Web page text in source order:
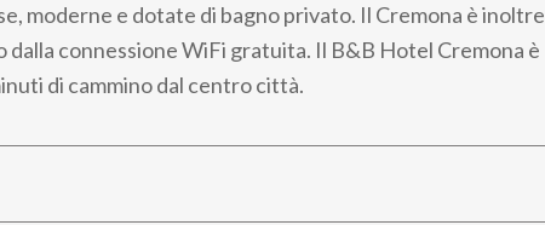
moderne e dotate di bagno privato. Il Cremona è inoltre
connessione WiFi gratuita. Il B&B Hotel Cremona è
di cammino dal centro città.